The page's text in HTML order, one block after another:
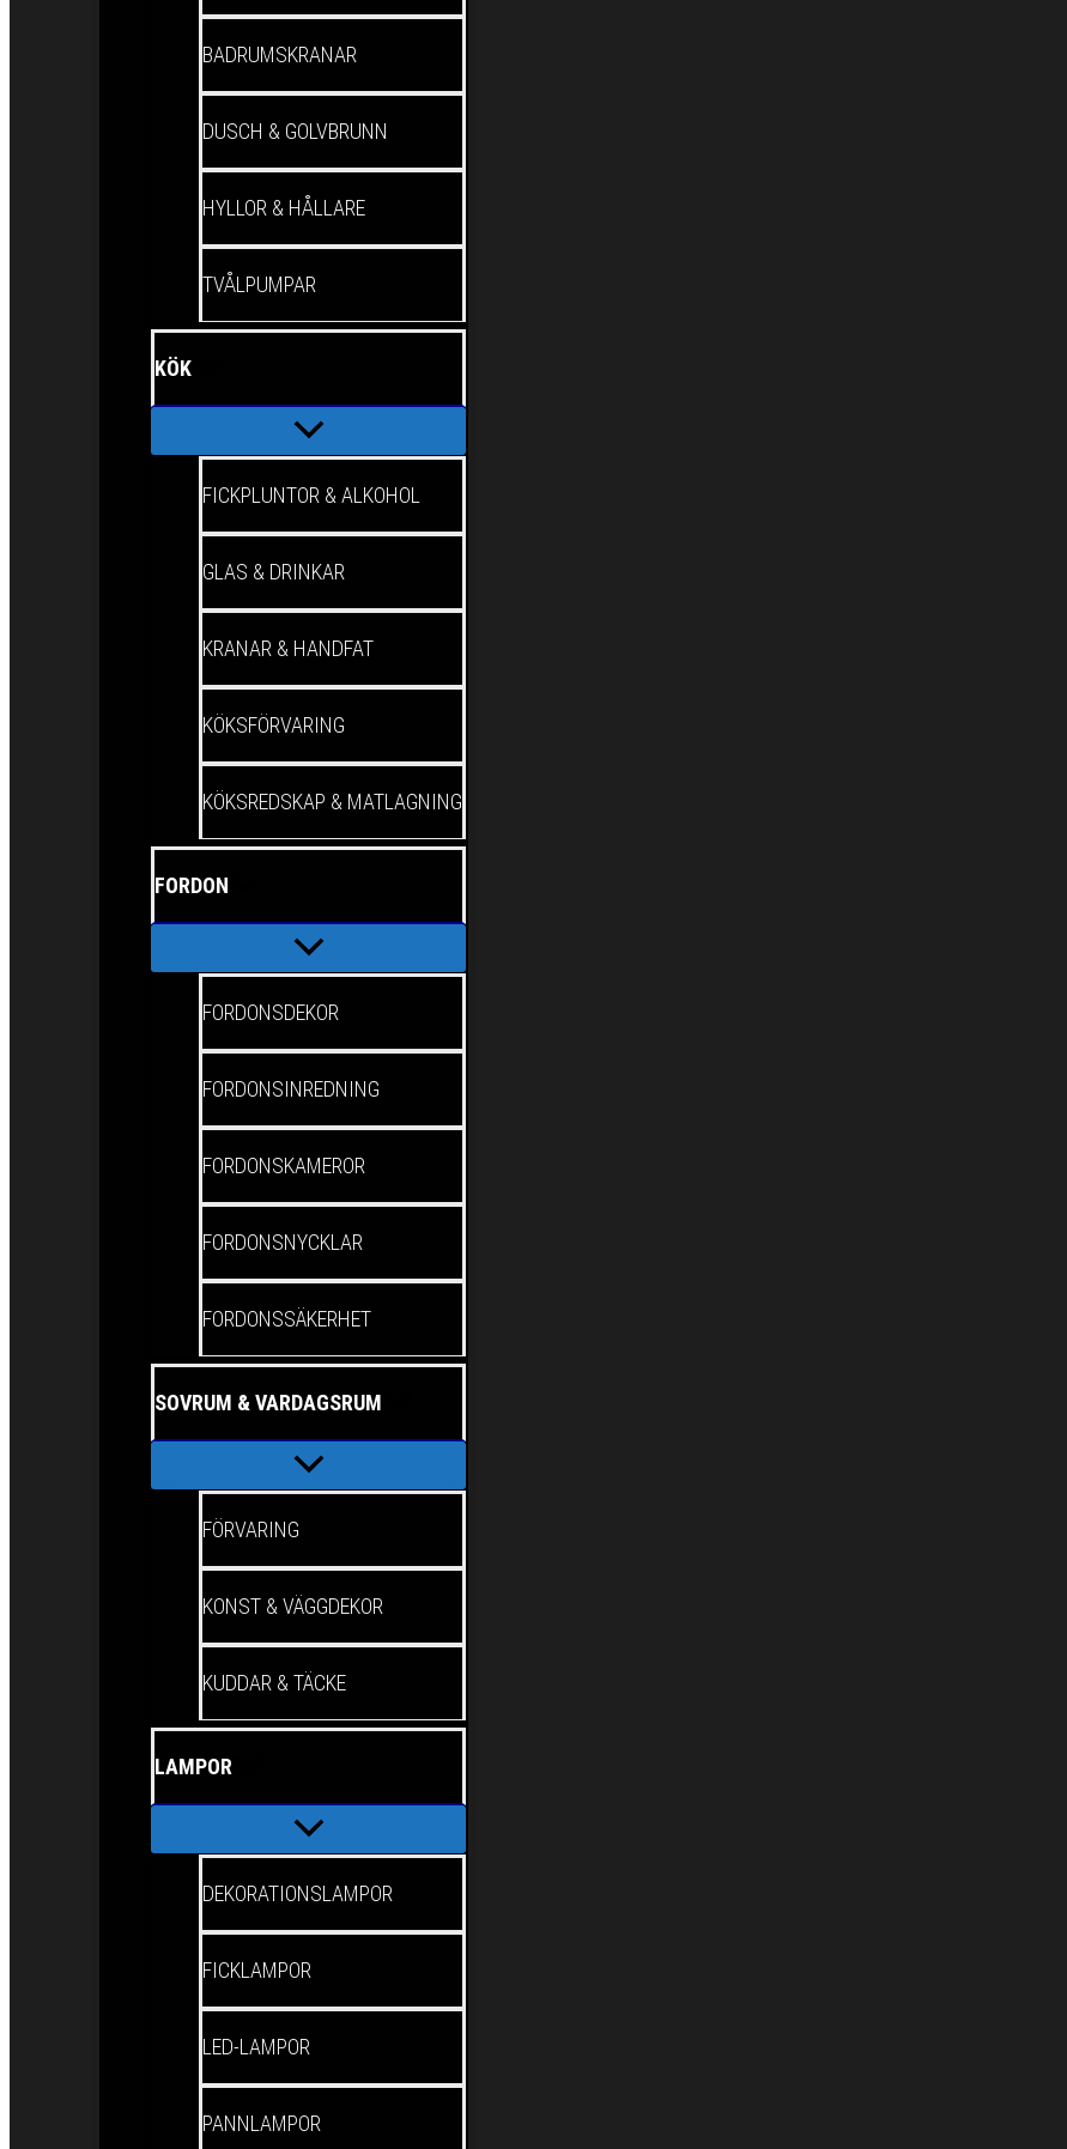
BADRUMSKRANAR
DUSCH & GOLVBRUNN
HYLLOR & HÅLLARE
TVÅLPUMPAR
KÖK
FICKPLUNTOR & ALKOHOL
GLAS & DRINKAR
KRANAR & HANDFAT
KÖKSFÖRVARING
KÖKSREDSKAP & MATLAGNING
FORDON
FORDONSDEKOR
FORDONSINREDNING
FORDONSKAMEROR
FORDONSNYCKLAR
FORDONSSÄKERHET
SOVRUM & VARDAGSRUM
FÖRVARING
KONST & VÄGGDEKOR
KUDDAR & TÄCKE
LAMPOR
DEKORATIONSLAMPOR
FICKLAMPOR
LED-LAMPOR
PANNLAMPOR